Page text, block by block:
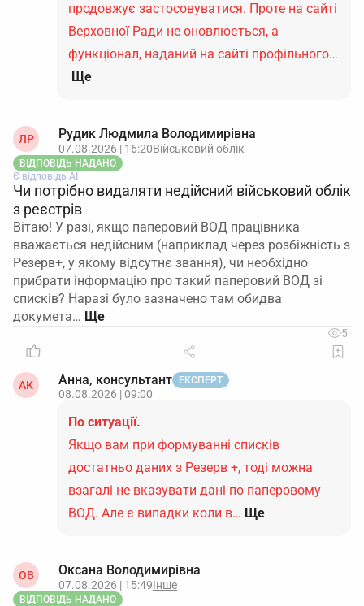
продовжує застосовуватися. Проте на сайті
Верховної Ради не оновлюється, а
функціонал, наданий на сайті профільного…
Ще
ЛР Рудик Людмила Володимирівна
07.08.2026 | 16:20Військовий облік
ВІДПОВІДЬ НАДАНО
Є відповідь АІ
Чи потрібно видаляти недійсний військовий облік
з реєстрів
Вітаю! У разі, якщо паперовий ВОД працівника
вважається недійсним (наприклад через розбіжність з
Резерв+, у якому відсутнє звання), чи необхідно
прибрати інформацію про такий паперовий ВОД зі
списків? Наразі було зазначено там обидва
докумета…
5
АК Анна, консультант ЕКСПЕРТ
08.08.2026 | 09:00
По ситуації.
Якщо вам при формуванні списків
достатньо даних з Резерв +, тоді можна
взагалі не вказувати дані по паперовому
ВОД. Але є випадки коли в… Ще
ОВ Оксана Володимирівна
07.08.2026 | 15:49Інше
ВІДПОВІДЬ НАДАНО